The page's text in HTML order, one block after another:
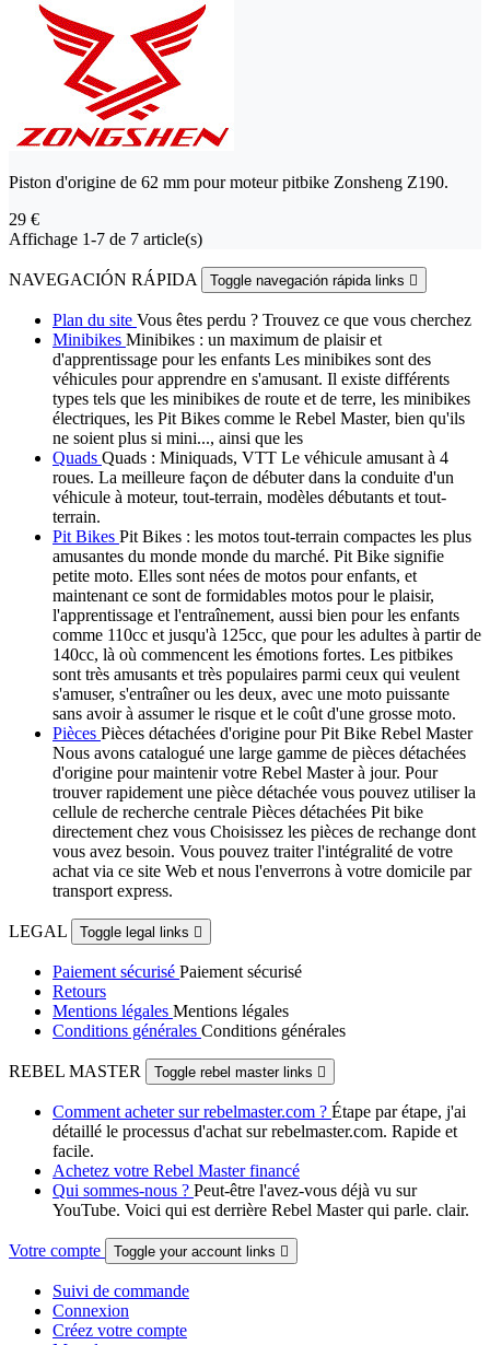
Piston d'origine de 62 mm pour moteur pitbike Zonsheng Z190.
29 €
Affichage 1-7 de 7 article(s)
NAVEGACIÓN RÁPIDA Toggle navegación rápida links 
Plan du site Vous êtes perdu ? Trouvez ce que vous cherchez
Minibikes Minibikes : un maximum de plaisir et
d'apprentissage pour les enfants Les minibikes sont des
véhicules pour apprendre en s'amusant. Il existe différents
types tels que les minibikes de route et de terre, les minibikes
électriques, les Pit Bikes comme le Rebel Master, bien qu'ils
ne soient plus si mini..., ainsi que les
Quads Quads : Miniquads, VTT Le véhicule amusant à 4
roues. La meilleure façon de débuter dans la conduite d'un
véhicule à moteur, tout-terrain, modèles débutants et tout-
terrain.
Pit Bikes Pit Bikes : les motos tout-terrain compactes les plus
amusantes du monde monde du marché. Pit Bike signifie
petite moto. Elles sont nées de motos pour enfants, et
maintenant ce sont de formidables motos pour le plaisir,
l'apprentissage et l'entraînement, aussi bien pour les enfants
comme 110cc et jusqu'à 125cc, que pour les adultes à partir de
140cc, là où commencent les émotions fortes. Les pitbikes
sont très amusants et très populaires parmi ceux qui veulent
s'amuser, s'entraîner ou les deux, avec une moto puissante
sans avoir à assumer le risque et le coût d'une grosse moto.
Pièces Pièces détachées d'origine pour Pit Bike Rebel Master
Nous avons catalogué une large gamme de pièces détachées
d'origine pour maintenir votre Rebel Master à jour. Pour
trouver rapidement une pièce détachée vous pouvez utiliser la
cellule de recherche centrale Pièces détachées Pit bike
directement chez vous Choisissez les pièces de rechange dont
vous avez besoin. Vous pouvez traiter l'intégralité de votre
achat via ce site Web et nous l'enverrons à votre domicile par
transport express.
LEGAL Toggle legal links 
Paiement sécurisé Paiement sécurisé
Retours
Mentions légales Mentions légales
Conditions générales Conditions générales
REBEL MASTER Toggle rebel master links 
Comment acheter sur rebelmaster.com ? Étape par étape, j'ai
détaillé le processus d'achat sur rebelmaster.com. Rapide et
facile.
Achetez votre Rebel Master financé
Qui sommes-nous ? Peut-être l'avez-vous déjà vu sur
YouTube. Voici qui est derrière Rebel Master qui parle. clair.
Votre compte Toggle your account links 
Suivi de commande
Connexion
Créez votre compte